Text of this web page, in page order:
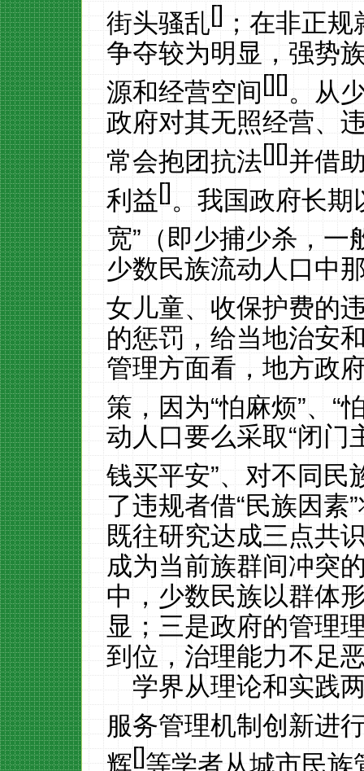
街头骚乱[]；在非正规
争夺较为明显，强势
源和经营空间[][]。从
政府对其无照经营、
常会抱团抗法[][]并借
利益[]。我国政府长期
宽”（即少捕少杀，一
少数民族流动人口中
女儿童、收保护费的
的惩罚，给当地治安
管理方面看，地方政
策，因为“怕麻烦”、“
动人口要么采取“闭门
钱买平安”、对不同民
了违规者借“民族因素
既往研究达成三点共
成为当前族群间冲突
中，少数民族以群体
显；三是政府的管理
到位，治理能力不足
学界从理论和实践
服务管理机制创新进
辉[]等学者从城市民族